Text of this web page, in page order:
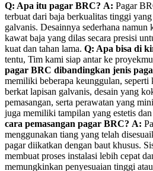
Q: Apa itu pagar BRC? A: Pagar
terbuat dari baja berkualitas tinggi
galvanis. Desainnya sederhana namun
kawat baja yang dilas secara presisi
kuat dan tahan lama. Q: Apa bisa di
tentu, Tim kami siap antar ke
pagar BRC dibandingkan jenis
memiliki beberapa keunggulan, seperti
berkat lapisan galvanis, desain yang
pemasangan, serta perawatan yang
juga memiliki tampilan yang estetis
cara pemasangan pagar BRC? A:
menggunakan tiang yang telah
pagar diikatkan dengan baut khusus.
membuat proses instalasi lebih cepat
memungkinkan penyesuaian tinggi